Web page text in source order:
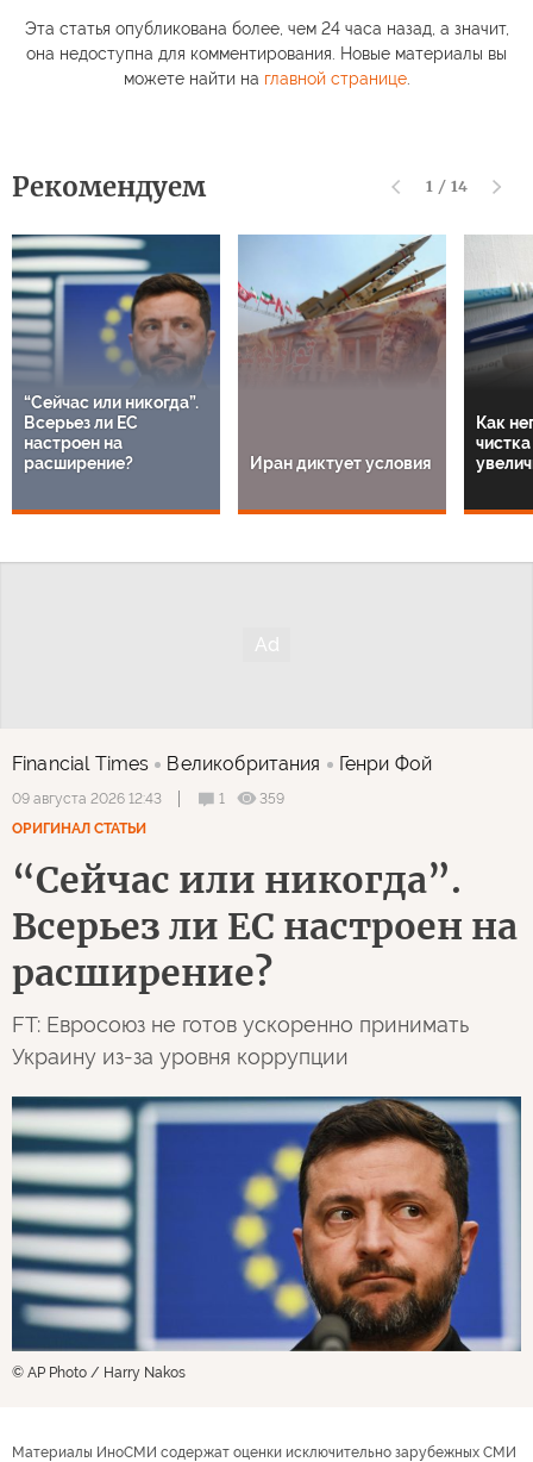
Эта статья опубликована более, чем 24 часа назад, а значит,
она недоступна для комментирования. Новые материалы вы
можете найти на главной странице.
Рекомендуем 1 / 14
“Сейчас или никогда”.
Всерьез ли ЕС
настроен на
расширение?
Иран диктует условия
Как
Financial Times Великобритания Генри Фой
09 августа 2026 12:43 1
359
ОРИГИНАЛ СТАТЬИ
“Сейчас или никогда”.
Всерьез ли ЕС настроен на
расширение?
FT: Евросоюз не готов ускоренно принимать
Украину из-за уровня коррупции
© AP Photo / Harry Nakos
Материалы ИноСМИ содержат оценки исключительно зарубежных СМИ